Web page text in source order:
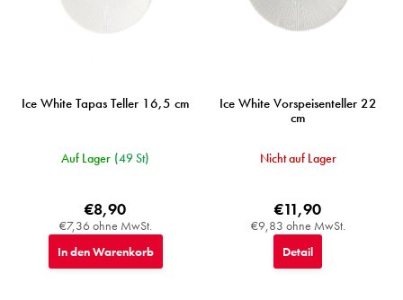
Ice White Tapas Teller 16,5 cm
Auf Lager (49 St)
€7,36 ohne MwSt.
€8,90
In den Warenkorb
Ice White Vorspeisenteller 22
cm
Nicht auf Lager
€9,83 ohne MwSt.
€11,90
Detail